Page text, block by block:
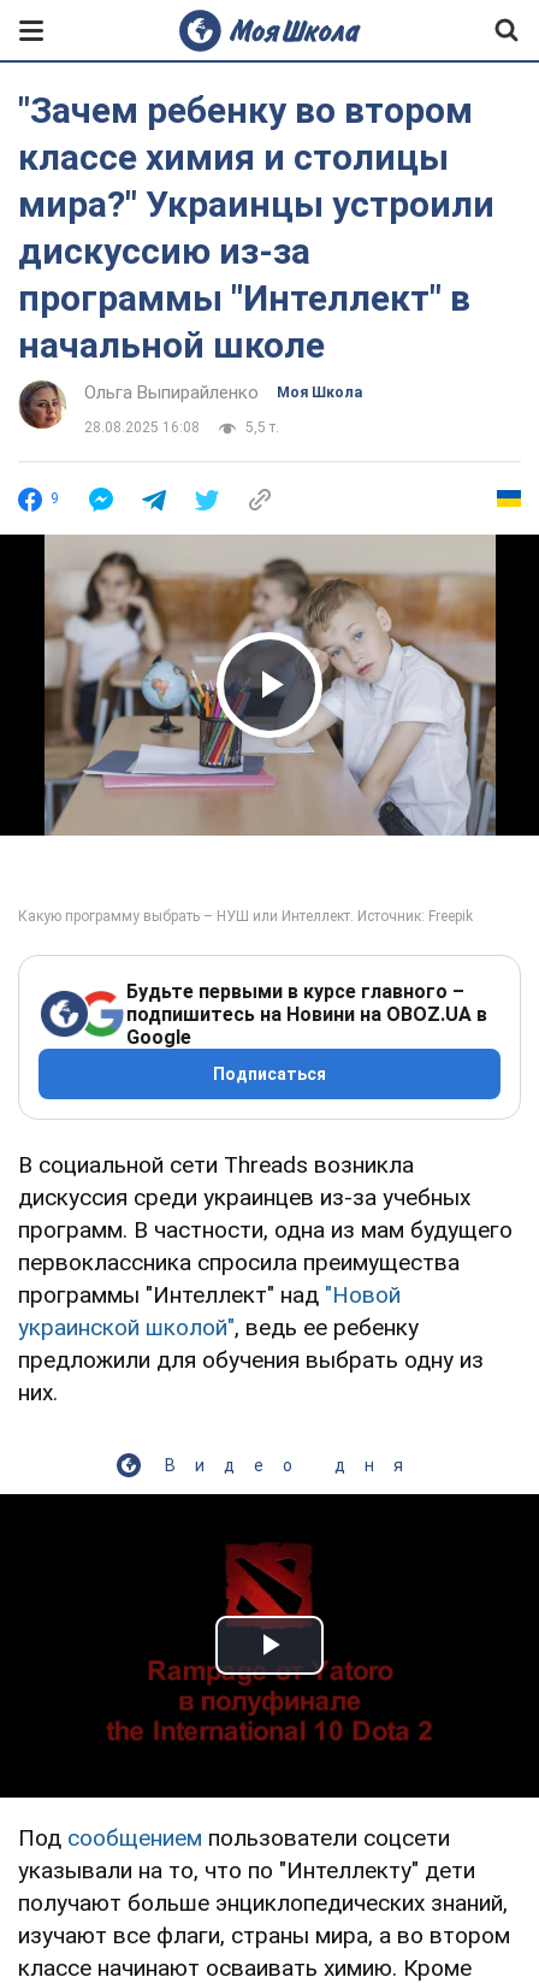
"Зачем ребенку во втором
классе химия и столицы
мира?" Украинцы устроили
дискуссию из-за
программы "Интеллект" в
начальной школе
Ольга Выпирайленко Моя Школа
28.08.2025 16:08 5,5 т.
9
Play Video
Будьте первыми в курсе главного –
подпишитесь на Новини на OBOZ.UA в
Google
Подписаться
В социальной сети Threads возникла
дискуссия среди украинцев из-за учебных
программ. В частности, одна из мам будущего
первоклассника спросила преимущества
программы "Интеллект" над "Новой
украинской школой", ведь ее ребенку
предложили для обучения выбрать одну из
них.
Видео дня
Play Video
Под сообщением пользователи соцсети
указывали на то, что по "Интеллекту" дети
получают больше энциклопедических знаний,
изучают все флаги, страны мира, а во втором
классе начинают осваивать химию. Кроме